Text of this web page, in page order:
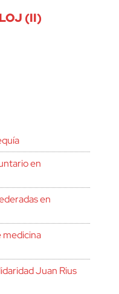
(II)
en
en
medicina
Juan Rius